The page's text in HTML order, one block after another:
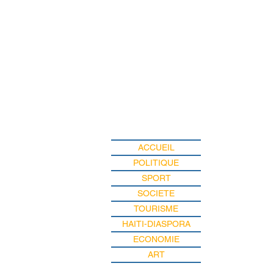
ACCUEIL
POLITIQUE
SPORT
SOCIETE
TOURISME
HAITI-DIASPORA
ECONOMIE
ART